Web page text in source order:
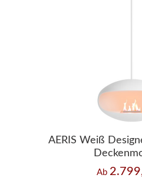
AERIS Weiß
Regulärer
Ab